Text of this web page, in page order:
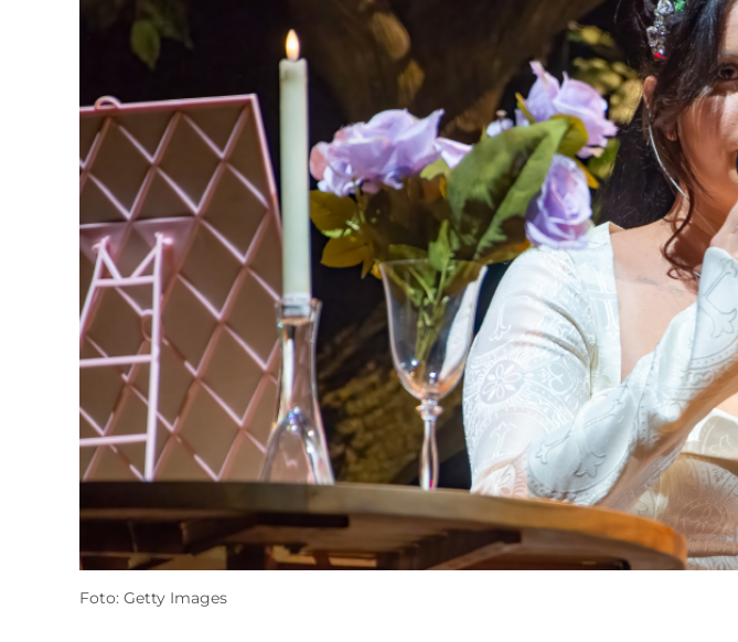
Foto: Getty Images